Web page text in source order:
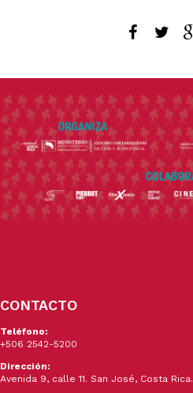
CONTACTO
Teléfono:
+506 2542-5200
Dirección:
Avenida 9, calle 11. San José, Costa Rica.